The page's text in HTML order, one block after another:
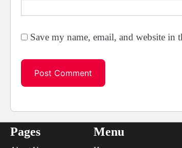
Save my name, email, and website
Pages Menu